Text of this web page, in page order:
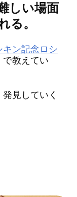
しい場面
る。
キン記念ロシ
教えてい
見していく